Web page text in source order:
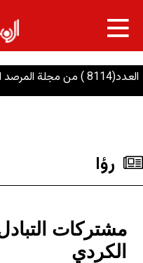
×
رؤا
مشتركات
الكردي